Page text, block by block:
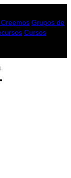
Grupos de
Cursos